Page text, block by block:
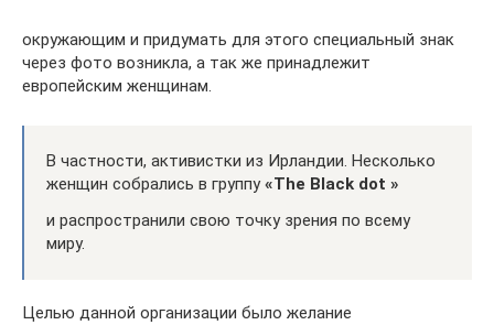
окружающим и придумать для этого специальный знак
через фото возникла, а так же принадлежит
европейским женщинам.
В частности, активистки из Ирландии. Несколько
женщин собрались в группу«The Black dot »
и распространили свою точку зрения по всему
миру.
Целью данной организации было желание